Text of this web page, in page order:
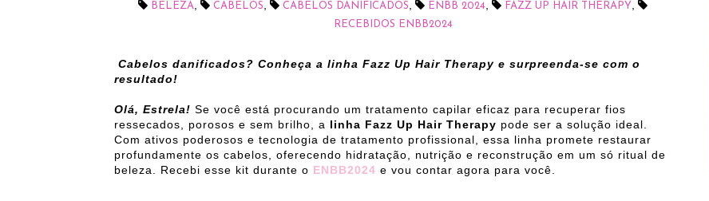
BELEZA CABELOS CABELOS DANIFICADOS ENBB 2024 FAZZ UP HAIR THERAPY
RECEBIDOS ENBB2024
Cabelos danificados? Conheça a linha Fazz Up Hair Therapy e surpreenda-se com o
resultado!
Olá, Estrela! Se você está procurando um tratamento capilar eficaz para recuperar fios
ressecados, porosos e sem brilho, a linha Fazz Up Hair Therapy pode ser a solução ideal.
Com ativos poderosos e tecnologia de tratamento profissional, essa linha promete restaurar
profundamente os cabelos, oferecendo hidratação, nutrição e reconstrução em um só ritual de
beleza. Recebi esse kit durante o ENBB2024 e vou contar agora para você.